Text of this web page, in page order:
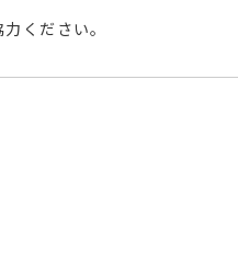
ください。